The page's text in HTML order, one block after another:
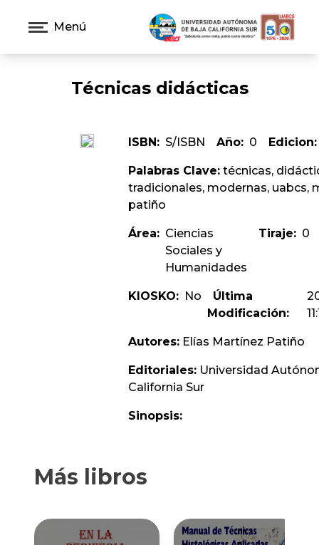
Menú
Técnicas didácticas
ISBN: S/ISBN Año: 0 Edicion:
Palabras Clave: técnicas,
tradicionales, modernas, uabcs,
patiño
Área: Ciencias
Sociales y
Humanidades
Tiraje: 0
KIOSKO: No
Última
Modificación:
Autores: Elí­as Martí­nez Patiño
Editoriales: Universidad
California Sur
Sinopsis:
Más libros